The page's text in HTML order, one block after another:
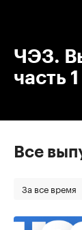
ЧЭЗ.
часть 1
Все
За все время